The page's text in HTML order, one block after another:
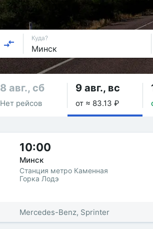
Куда?
8 авг., сб
Нет рейсов
9 авг., вс
от ≈ 83.13 ₽
10:00
Минск
Станция метро Каменная
Горка Лодэ
Mercedes-Benz, Sprinter